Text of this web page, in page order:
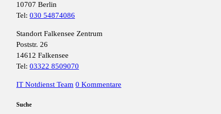
10707 Berlin
Tel: 030 54874086
Standort Falkensee Zentrum
Poststr. 26
14612 Falkensee
Tel: 03322 8509070
IT Notdienst Team 0 Kommentare
Suche